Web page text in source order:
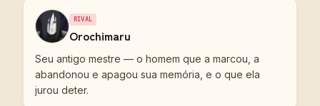
RIVAL
Orochimaru
Seu antigo mestre — o homem que a marcou, a
abandonou e apagou sua memória, e o que ela
jurou deter.